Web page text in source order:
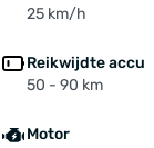
Voorbouw:
Zadel: VELO
Zadelpen:
25 km/h
Reikwijdte accu
50 - 90 km
Motor